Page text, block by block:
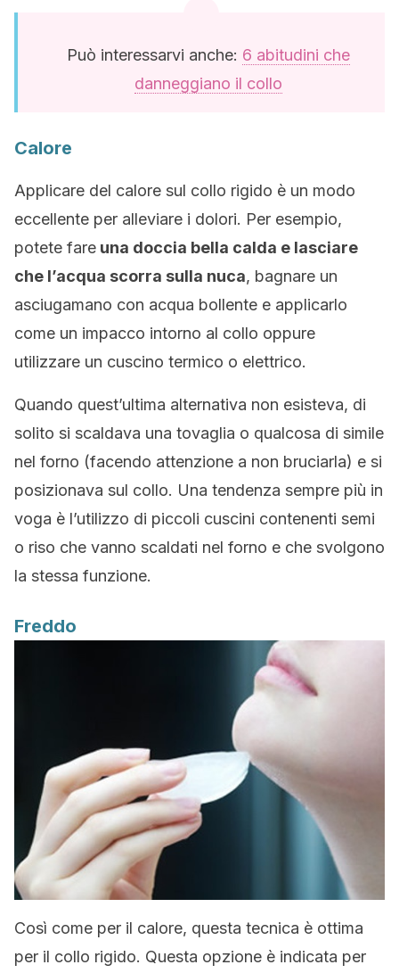
Può interessarvi anche: 6 abitudini che
danneggiano il collo
Calore
Applicare del calore sul collo rigido è un modo
eccellente per alleviare i dolori. Per esempio,
potete fare una doccia bella calda e lasciare
che l’acqua scorra sulla nuca, bagnare un
asciugamano con acqua bollente e applicarlo
come un impacco intorno al collo oppure
utilizzare un cuscino termico o elettrico.
Quando quest’ultima alternativa non esisteva, di
solito si scaldava una tovaglia o qualcosa di simile
nel forno (facendo attenzione a non bruciarla) e si
posizionava sul collo. Una tendenza sempre più in
voga è l’utilizzo di piccoli cuscini contenenti semi
o riso che vanno scaldati nel forno e che svolgono
la stessa funzione.
Freddo
Così come per il calore, questa tecnica è ottima
per il collo rigido. Questa opzione è indicata per